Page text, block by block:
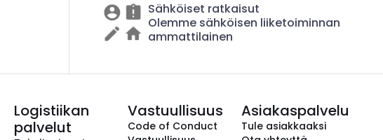
Sähköiset ratkaisut
Olemme sähköisen liiketoiminnan
ammattilainen
Logistiikan
palvelut
Vastuullisuus
Code of Conduct
Asiakaspalvelu
Tule asiakkaaksi